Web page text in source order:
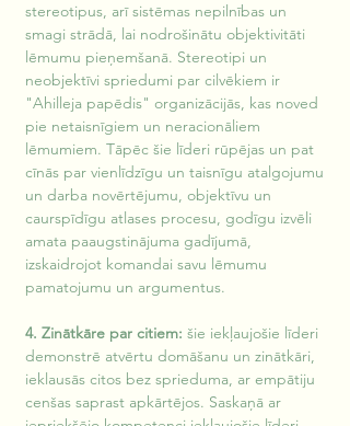
stereotipus, arī sistēmas nepilnības un
smagi strādā, lai nodrošinātu objektivitāti
lēmumu pieņemšanā. Stereotipi un
neobjektīvi spriedumi par cilvēkiem ir
"Ahilleja papēdis" organizācijās, kas noved
pie netaisnīgiem un neracionāliem
lēmumiem. Tāpēc šie līderi rūpējas un pat
cīnās par vienlīdzīgu un taisnīgu atalgojumu
un darba novērtējumu, objektīvu un
caurspīdīgu atlases procesu, godīgu izvēli
amata paaugstinājuma gadījumā,
izskaidrojot komandai savu lēmumu
pamatojumu un argumentus.
4. Zinātkāre par citiem: šie iekļaujošie līderi
demonstrē atvērtu domāšanu un zinātkāri,
ieklausās citos bez sprieduma, ar empātiju
cenšas saprast apkārtējos. Saskaņā ar